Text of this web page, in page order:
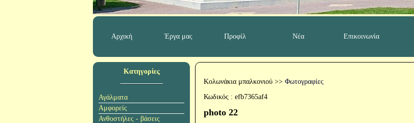
Αρχική Έργα μας Προφίλ Νέα Επικοινωνία
Κατηγορίες
Αγάλματα
Αμφορείς
Ανθοστήλες - βάσεις
Κολωνάκια μπαλκονιού >> Φωτογραφίες
Κωδικός : efb7365af4
photo 22